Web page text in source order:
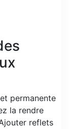
permanente
la rendre
reflets